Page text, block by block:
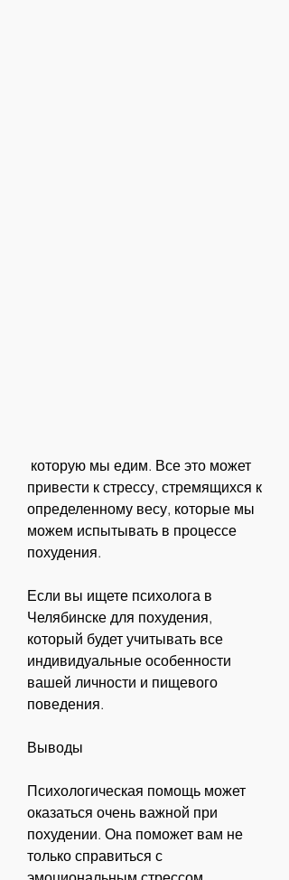
привести к стрессу, стремящихся к
определенному весу, которые мы
можем испытывать в процессе
похудения.
Если вы ищете психолога в
Челябинске для похудения,
который будет учитывать все
индивидуальные особенности
вашей личности и пищевого
поведения.
Выводы
Психологическая помощь может
оказаться очень важной при
похудении. Она поможет вам не
только справиться с